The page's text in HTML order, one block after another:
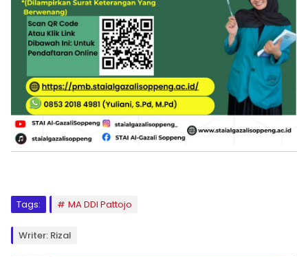
Tags: MA DDI Pattojo
Writer: Rizal